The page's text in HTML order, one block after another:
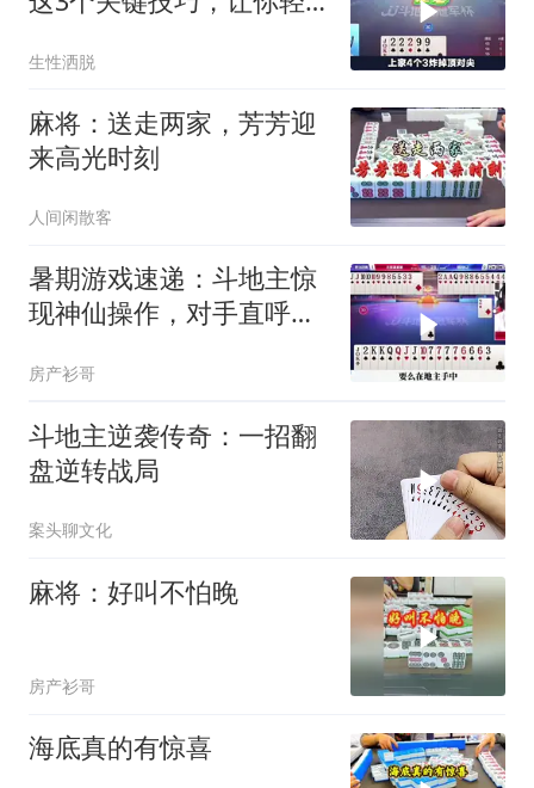
生性洒脱
麻将：送走两家，芳芳迎
来高光时刻
人间闲散客
暑期游戏速递：斗地主惊
现神仙操作，对手直呼看
房产衫哥
斗地主逆袭传奇：一招翻
盘逆转战局
案头聊文化
麻将：好叫不怕晚
房产衫哥
海底真的有惊喜